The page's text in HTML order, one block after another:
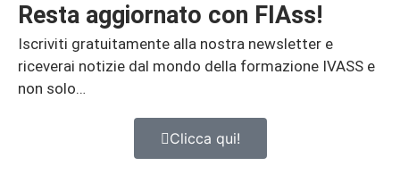
Resta aggiornato con FIAss!
Iscriviti gratuitamente alla nostra newsletter e
riceverai notizie dal mondo della formazione IVASS e
non solo…
Clicca qui!